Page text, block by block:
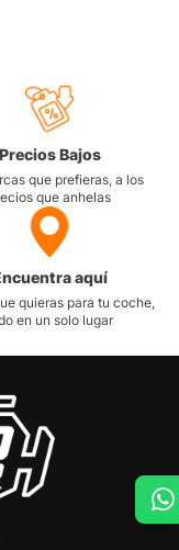
Precios Bajos
que prefieras, a los
que anhelas
aquí
quieras para tu coche,
en un solo lugar